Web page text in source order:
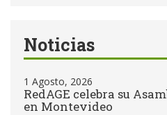
Noticias
1 Agosto, 2026
RedAGE celebra su
en Montevideo